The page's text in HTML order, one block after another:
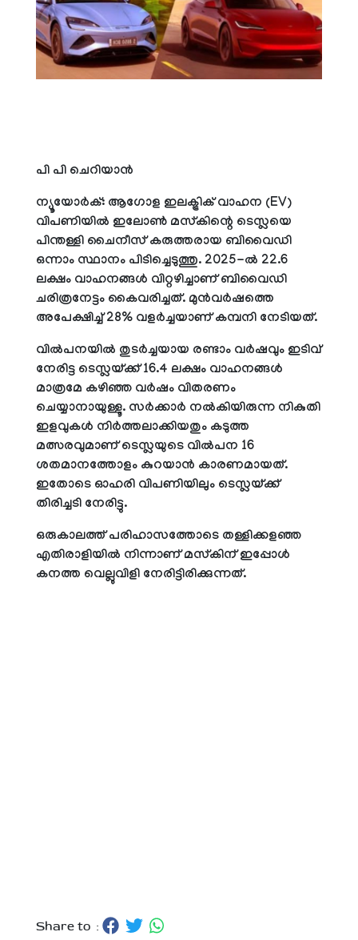
പി പി ചെറിയാന്‍
ന്യൂയോര്‍ക്: ആഗോള ഇലക്ട്രിക് വാഹന (EV)
വിപണിയില്‍ ഇലോണ്‍ മസ്‌കിന്റെ ടെസ്ലയെ
പിന്തള്ളി ചൈനീസ് കരുത്തരായ ബിവൈഡി
ഒന്നാം സ്ഥാനം പിടിച്ചെടുത്തു. 2025-ല്‍ 22.6
ലക്ഷം വാഹനങ്ങള്‍ വിറ്റഴിച്ചാണ് ബിവൈഡി
ചരിത്രനേട്ടം കൈവരിച്ചത്. മുന്‍വര്‍ഷത്തെ
അപേക്ഷിച്ച് 28% വളര്‍ച്ചയാണ് കമ്പനി നേടിയത്.
വില്‍പനയില്‍ തുടര്‍ച്ചയായ രണ്ടാം വര്‍ഷവും ഇടിവ്
നേരിട്ട ടെസ്ലയ്ക്ക് 16.4 ലക്ഷം വാഹനങ്ങള്‍
മാത്രമേ കഴിഞ്ഞ വര്‍ഷം വിതരണം
ചെയ്യാനായുള്ളൂ. സര്‍ക്കാര്‍ നല്‍കിയിരുന്ന നികുതി
ഇളവുകള്‍ നിര്‍ത്തലാക്കിയതും കടുത്ത
മത്സരവുമാണ് ടെസ്ലയുടെ വില്‍പന 16
ശതമാനത്തോളം കുറയാന്‍ കാരണമായത്.
ഇതോടെ ഓഹരി വിപണിയിലും ടെസ്ലയ്ക്ക്
തിരിച്ചടി നേരിട്ടു.
ഒരുകാലത്ത് പരിഹാസത്തോടെ തള്ളിക്കളഞ്ഞ
എതിരാളിയില്‍ നിന്നാണ് മസ്‌കിന് ഇപ്പോള്‍
കനത്ത വെല്ലുവിളി നേരിട്ടിരിക്കുന്നത്.
Share to :